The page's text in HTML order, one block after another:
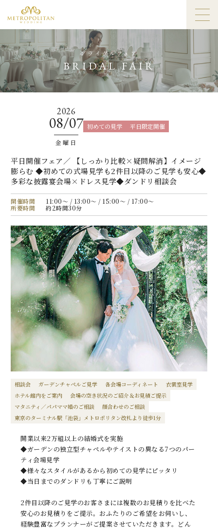
ブライダルフェア
BRIDAL FAIR
2026
08/07
金曜日
初めての見学 平日限定開催
平日開催フェア／ 【しっかり比較×疑問解消】イメージ
膨らむ ◆初めての式場見学も2件目以降のご見学も安心◆
多彩な披露宴会場×ドレス見学◆ダンドリ相談会
開催時間
11:00〜 / 13:00〜 / 15:00〜 / 17:00〜
所要時間
約2時間30分
相談会 ガーデンチャペルご見学 各会場コーディネート
衣裳室見学
ホテル館内をご案内
会場の空き状況のご紹介＆お見積ご提示
マタニティ／パパママ婚のご相談
顔合わせのご相談
東京のターミナル駅「池袋」メトロポリタン改札より徒歩1分
開業以来2万組以上の結婚式を実施
◆ガーデンの独立型チャペルやテイストの異なる7つのパー
ティ会場見学
◆様々なスタイルがあるから初めての見学にピッタリ
◆当日までのダンドリも丁寧にご説明
2件目以降のご見学のお客さまには複数のお見積りを比べた
安心のお見積りをご提示。おふたりのご希望をお伺いし、
経験豊富なプランナーがご提案させていただきます。どん